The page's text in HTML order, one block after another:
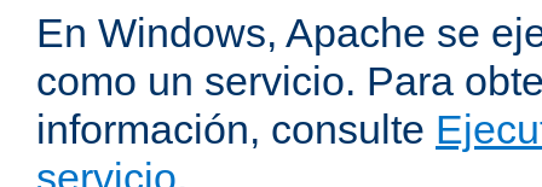
En Windows, Apache se
como un servicio. Para
información, consulte
servicio.